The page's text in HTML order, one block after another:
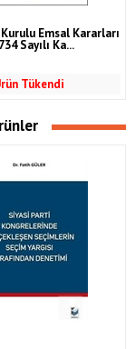
Emsal Kararları
Sayılı Ka...
Tükendi